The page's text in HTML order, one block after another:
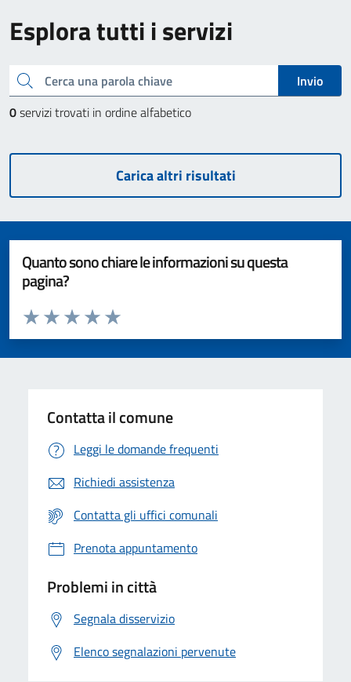
Esplora tutti i servizi
Cerca una parola chiave
Invio
0servizi trovati in ordine alfabetico
Carica altri risultati
Quanto sono chiare le informazioni su questa
pagina?
Valuta da 1 a 5 stelle la pagina
Valuta 5 stelle su 5
Valuta 4 stelle su 5
Valuta 3 stelle su 5
Valuta 2 stelle su 5
Valuta 1 stelle su 5
Contatta il comune
Leggi le domande frequenti
Richiedi assistenza
Contatta gli uffici comunali
Prenota appuntamento
Problemi in città
Segnala disservizio
Elenco segnalazioni pervenute